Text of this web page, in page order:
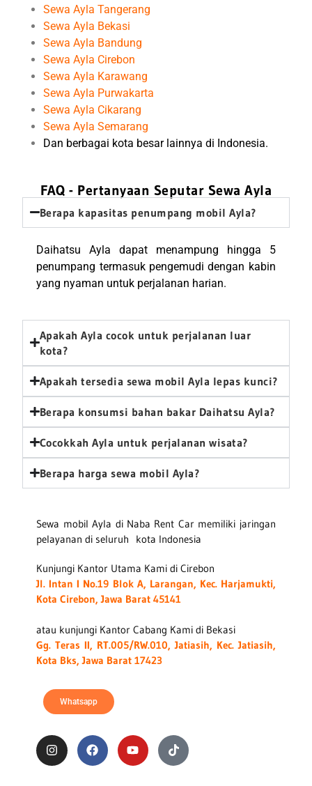
Sewa AylaTangerang
Sewa Ayla Bekasi
Sewa Ayla Bandung
Sewa Ayla Cirebon
Sewa Ayla Karawang
Sewa Ayla Purwakarta
Sewa Ayla Cikarang
Sewa AylaSemarang
Dan berbagai kota besar lainnya di Indonesia.
FAQ - Pertanyaan Seputar Sewa Ayla
Berapa kapasitas penumpang mobil Ayla?
Daihatsu Ayla dapat menampung hingga 5
penumpang termasuk pengemudi dengan kabin
yang nyaman untuk perjalanan harian.
Apakah Ayla cocok untuk perjalanan luar
kota?
Apakah tersedia sewa mobil Ayla lepas kunci?
Berapa konsumsi bahan bakar Daihatsu Ayla?
Cocokkah Ayla untuk perjalanan wisata?
Berapa harga sewa mobil Ayla?
Sewa mobil Ayla di Naba Rent Car memiliki jaringan
pelayanan di seluruh kota Indonesia
Kunjungi Kantor Utama Kami di Cirebon
Jl. Intan I No.19 Blok A, Larangan, Kec. Harjamukti,
Kota Cirebon, Jawa Barat 45141
atau kunjungi Kantor Cabang Kami di Bekasi
Gg. Teras II, RT.005/RW.010, Jatiasih, Kec. Jatiasih,
Kota Bks, Jawa Barat 17423
Whatsapp